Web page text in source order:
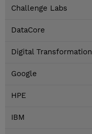
Challenge Labs
DataCore
Digital Transformation
Google
HPE
IBM